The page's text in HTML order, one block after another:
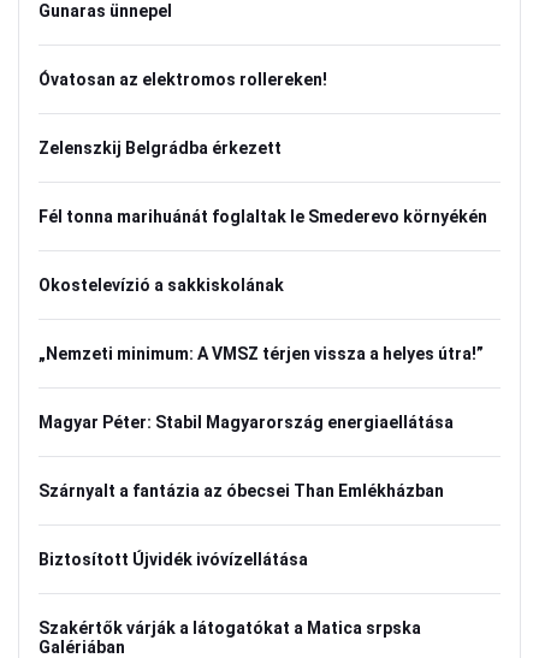
Gunaras ünnepel
Óvatosan az elektromos rollereken!
Zelenszkij Belgrádba érkezett
Fél tonna marihuánát foglaltak le Smederevo környékén
Okostelevízió a sakkiskolának
„Nemzeti minimum: A VMSZ térjen vissza a helyes útra!”
Magyar Péter: Stabil Magyarország energiaellátása
Szárnyalt a fantázia az óbecsei Than Emlékházban
Biztosított Újvidék ivóvízellátása
Szakértők várják a látogatókat a Matica srpska
Galériában